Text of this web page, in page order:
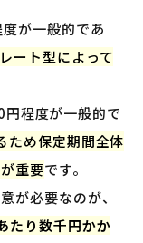
が一般的であ
ート型によって
程度が一般的で
ため保定期間全体
重要です。
が必要なのが、
たり数千円かか